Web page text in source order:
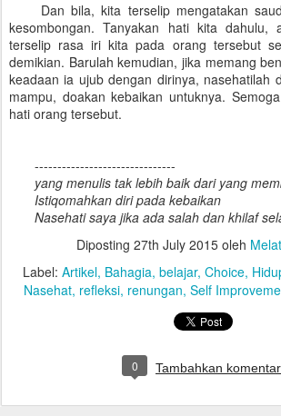
Dan bila, kita terselip mengatakan
kesombongan. Tanyakan hati kita dahulu,
terselip rasa iri kita pada orang tersebut
demikian. Barulah kemudian, jika memang
keadaan ia ujub dengan dirinya, nasehatilah
mampu, doakan kebaikan untuknya.
hati orang tersebut.
-------------------------------
yang menulis tak lebih baik dari yang
Istiqomahkan diri pada kebaikan
Nasehati saya jika ada salah dan khilaf
Diposting 27th July 2015oleh
Label: Artikel Bahagia belajar Choice
Nasehat refleksi renungan Self
0 Tambahkan komentar